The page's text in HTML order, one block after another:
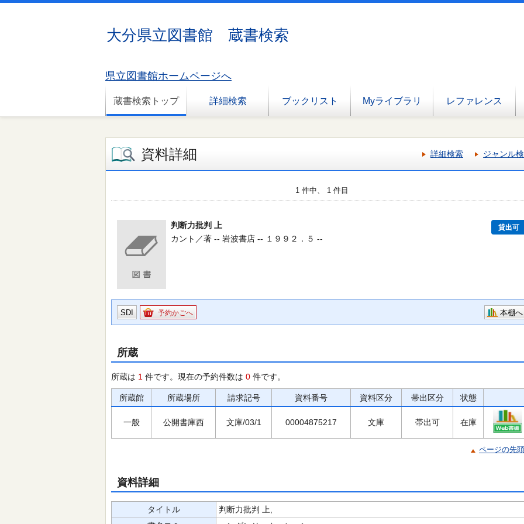
大分県立図書館 蔵書検索
県立図書館ホームページへ
蔵書検索トップ 詳細検索 ブックリスト Myライブラリ レファレンス
資料詳細 詳細検索 ジャンル
1 件中、 1 件目
判断力批判 上 貸出可
カント／著 -- 岩波書店 -- １９９２．５ --
SDI 予約かごへ 本棚へ
所蔵
所蔵は 1 件です。現在の予約件数は 0 件です。
所蔵館 所蔵場所 請求記号 資料番号 資料区分 帯出区分 状態
一般 公開書庫西 文庫/03/1 00004875217 文庫 帯出可 在庫
ページの先
資料詳細
タイトル
判断力批判 上,